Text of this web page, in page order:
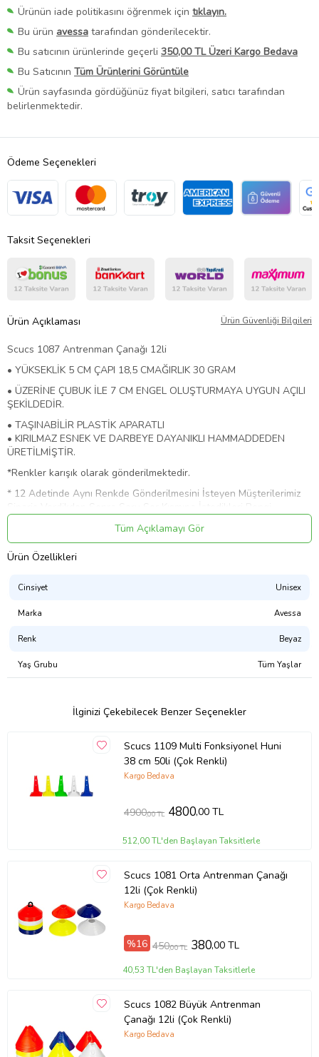
Ürünün iade politikasını öğrenmek için tıklayın.
Bu ürün avessa tarafından gönderilecektir.
Bu satıcının ürünlerinde geçerli 350,00 TL Üzeri Kargo Bedava
Bu Satıcının Tüm Ürünlerini Görüntüle
Ürün sayfasında gördüğünüz fiyat bilgileri, satıcı tarafından
belirlenmektedir.
Ödeme Seçenekleri
Taksit Seçenekleri
Ürün Açıklaması Ürün Güvenliği Bilgileri
Scucs 1087 Antrenman Çanağı 12li
• YÜKSEKLİK 5 CM ÇAPI 18,5 CMAĞIRLIK 30 GRAM
• ÜZERİNE ÇUBUK İLE 7 CM ENGEL OLUŞTURMAYA UYGUN AÇILI
ŞEKİLDEDİR.
• TAŞINABİLİR PLASTİK APARATLI
• KIRILMAZ ESNEK VE DARBEYE DAYANIKLI HAMMADDEDEN
ÜRETİLMİŞTİR.
*Renkler karışık olarak gönderilmektedir.
* 12 Adetinde Aynı Renkde Gönderilmesini İsteyen Müşterilerimiz
Yazarlarsa Yardımcı olabiliriz.
Tüm Açıklamayı Gör
Ürün Özellikleri
Cinsiyet Unisex
Marka Avessa
Renk Beyaz
Yaş Grubu Tüm Yaşlar
İlginizi Çekebilecek Benzer Seçenekler
Scucs 1109 Multi Fonksiyonel Huni
38 cm 50li (Çok Renkli)
Kargo Bedava
4900,00 TL 4800,00 TL
512,00 TL'den Başlayan Taksitlerle
Scucs 1081 Orta Antrenman Çanağı
12li (Çok Renkli)
Kargo Bedava
%16 450,00 TL 380,00 TL
40,53 TL'den Başlayan Taksitlerle
Scucs 1082 Büyük Antrenman
Çanağı 12li (Çok Renkli)
Kargo Bedava